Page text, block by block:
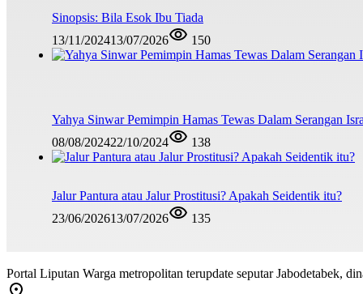
Sinopsis: Bila Esok Ibu Tiada
13/11/202413/07/2026 150
Yahya Sinwar Pemimpin Hamas Tewas Dalam Serangan
08/08/202422/10/2024 138
Jalur Pantura atau Jalur Prostitusi? Apakah Seidentik itu?
23/06/202613/07/2026 135
Portal Liputan Warga metropolitan terupdate seputar Jabodetabek,